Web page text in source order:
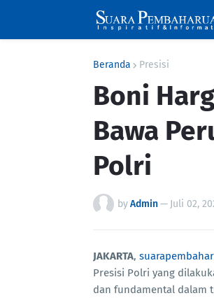
Beranda Presisi
Boni
Bawa
Polri
byAdmin— Juli 02,
JAKARTA,
Presisi Polri yang
dan fundamental dalam